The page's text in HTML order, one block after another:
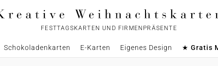
FESTTAGSKARTEN UND FIRMENPRÄSENTE
Schokoladenkarten E-Karten Eigenes Design ★ Gratis